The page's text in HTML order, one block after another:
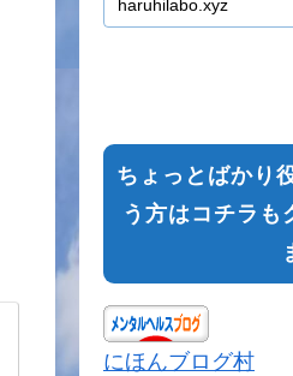
haruhilabo.xyz
ちょっとばかり
う方はコチラも
にほんブログ村